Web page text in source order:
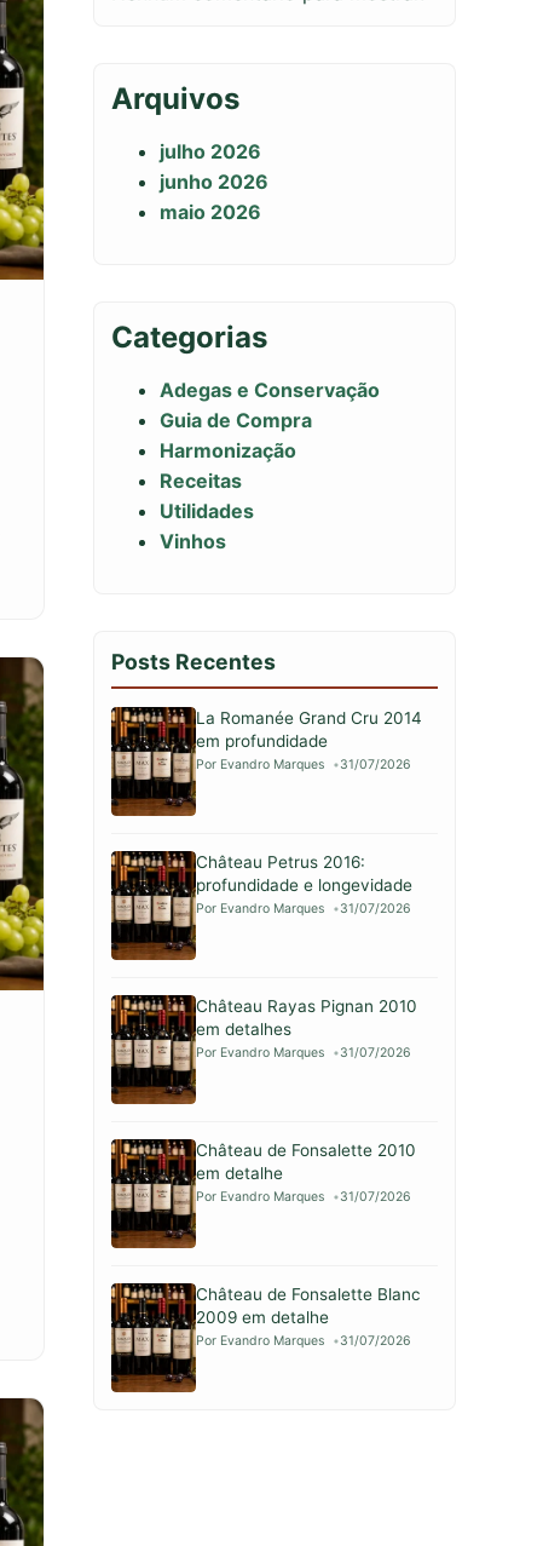
Arquivos
julho 2026
junho 2026
maio 2026
Categorias
Adegas e Conservação
Guia de Compra
Harmonização
Receitas
Utilidades
Vinhos
Posts Recentes
La Romanée Grand Cru 2014
em profundidade
Por Evandro Marques 31/07/2026
Château Petrus 2016:
profundidade e longevidade
Por Evandro Marques 31/07/2026
Château Rayas Pignan 2010
em detalhes
Por Evandro Marques 31/07/2026
Château de Fonsalette 2010
em detalhe
Por Evandro Marques 31/07/2026
Château de Fonsalette Blanc
2009 em detalhe
Por Evandro Marques 31/07/2026